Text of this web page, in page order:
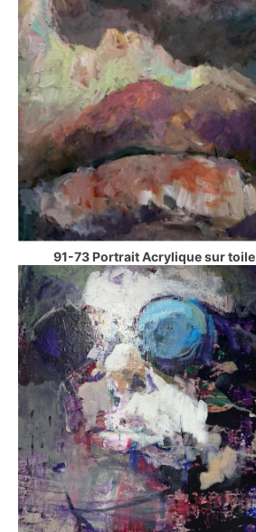
91-73 Portrait Acrylique sur toile